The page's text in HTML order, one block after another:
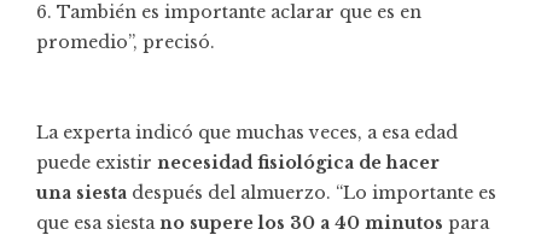
6. También es importante aclarar que es en
promedio”, precisó.
La experta indicó que muchas veces, a esa edad
puede existir necesidad fisiológica de hacer
una siesta después del almuerzo. “Lo importante es
que esa siestano supere los 30 a 40 minutos para